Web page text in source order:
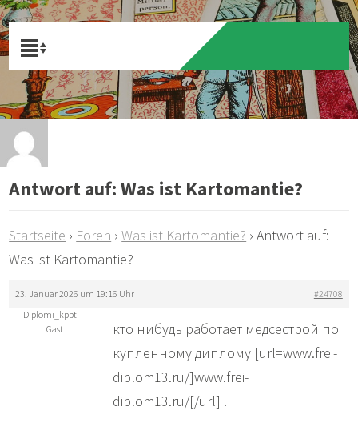
Antwort auf: Was ist Kartomantie?
Startseite › Foren › Was ist Kartomantie? › Antwort auf:
Was ist Kartomantie?
23. Januar 2026 um 19:16 Uhr
#24708
Diplomi_kppt
Gast
кто нибудь работает медсестрой по
купленному диплому [url=www.frei-
diplom13.ru/]www.frei-
diplom13.ru/[/url] .